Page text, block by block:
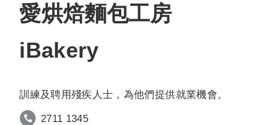
愛烘焙麵包工房
iBakery
訓練及聘用殘疾人士，為他們提供就業機會。
2711 1345